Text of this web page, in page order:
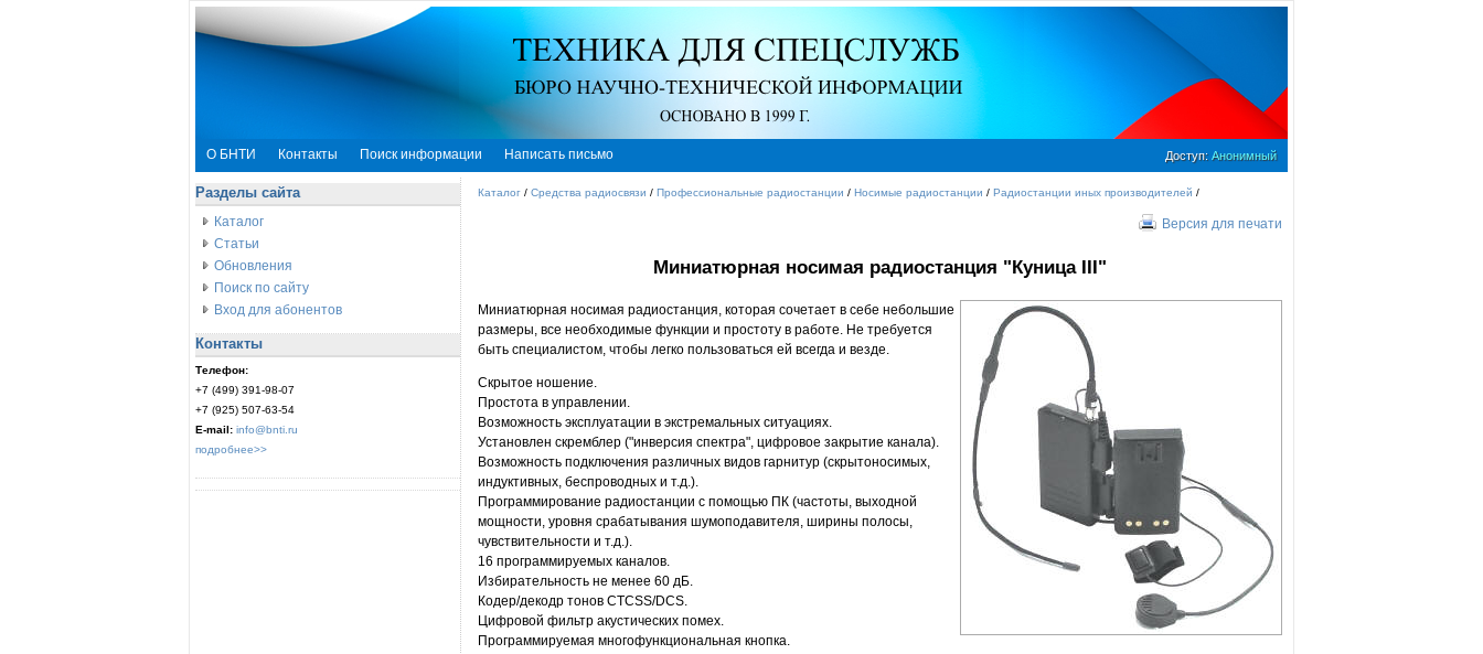
О БНТИ Контакты Поиск информации Написать письмо Доступ: Анонимный
Разделы сайта
Каталог
Статьи
Обновления
Поиск по сайту
Вход для абонентов
Контакты
Телефон:
+7 (499) 391-98-07
+7 (925) 507-63-54
E-mail: info@bnti.ru
подробнее>>
Каталог / Средства радиосвязи / Профессиональные радиостанции / Носимые радиостанции / Радиостанции иных производителей /
Версия для печати
Миниатюрная носимая радиостанция "Куница III"
Миниатюрная носимая радиостанция, которая сочетает в себе небольшие
размеры, все необходимые функции и простоту в работе. Не требуется
быть специалистом, чтобы легко пользоваться ей всегда и везде.
Скрытое ношение.
Простота в управлении.
Возможность эксплуатации в экстремальных ситуациях.
Установлен скремблер ("инверсия спектра", цифровое закрытие канала).
Возможность подключения различных видов гарнитур (скрытоносимых,
индуктивных, беспроводных и т.д.).
Программирование радиостанции с помощью ПК (частоты, выходной
мощности, уровня срабатывания шумоподавителя, ширины полосы,
чувствительности и т.д.).
16 программируемых каналов.
Избирательность не менее 60 дБ.
Кодер/декодр тонов CTCSS/DCS.
Цифровой фильтр акустических помех.
Программируемая многофункциональная кнопка.